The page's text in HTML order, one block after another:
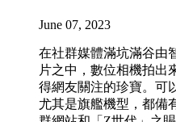
June 07, 2023
在社群媒體滿坑滿谷由
片之中，數位相機拍出
得網友關注的珍寶。可
尤其是旗艦機型，都備